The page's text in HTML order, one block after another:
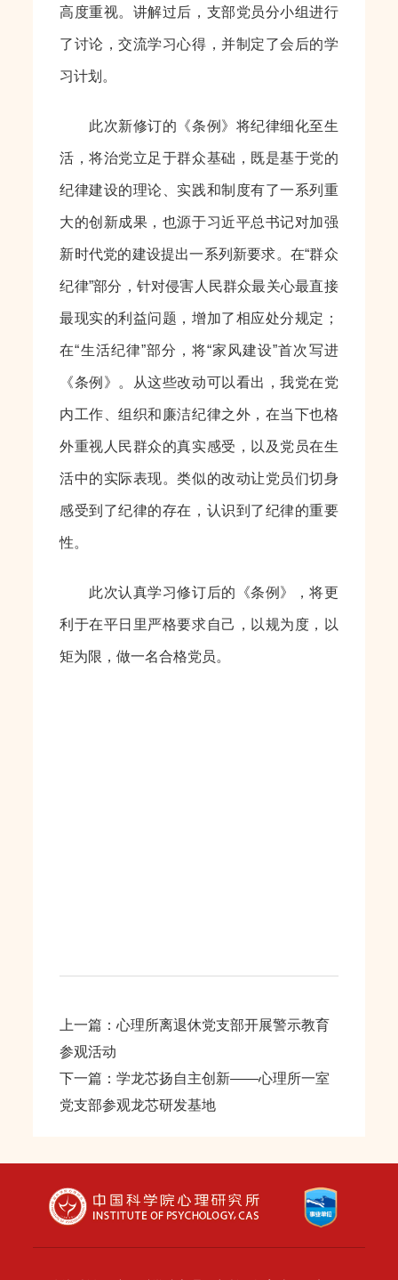
高度重视。讲解过后，支部党员分小组进行
了讨论，交流学习心得，并制定了会后的学
习计划。
此次新修订的《条例》将纪律细化至生
活，将治党立足于群众基础，既是基于党的
纪律建设的理论、实践和制度有了一系列重
大的创新成果，也源于习近平总书记对加强
新时代党的建设提出一系列新要求。在“群众
纪律”部分，针对侵害人民群众最关心最直接
最现实的利益问题，增加了相应处分规定；
在“生活纪律”部分，将“家风建设”首次写进
《条例》。从这些改动可以看出，我党在党
内工作、组织和廉洁纪律之外，在当下也格
外重视人民群众的真实感受，以及党员在生
活中的实际表现。类似的改动让党员们切身
感受到了纪律的存在，认识到了纪律的重要
性。
此次认真学习修订后的《条例》，将更
利于在平日里严格要求自己，以规为度，以
矩为限，做一名合格党员。
上一篇：心理所离退休党支部开展警示教育
参观活动
下一篇：学龙芯扬自主创新——心理所一室
党支部参观龙芯研发基地